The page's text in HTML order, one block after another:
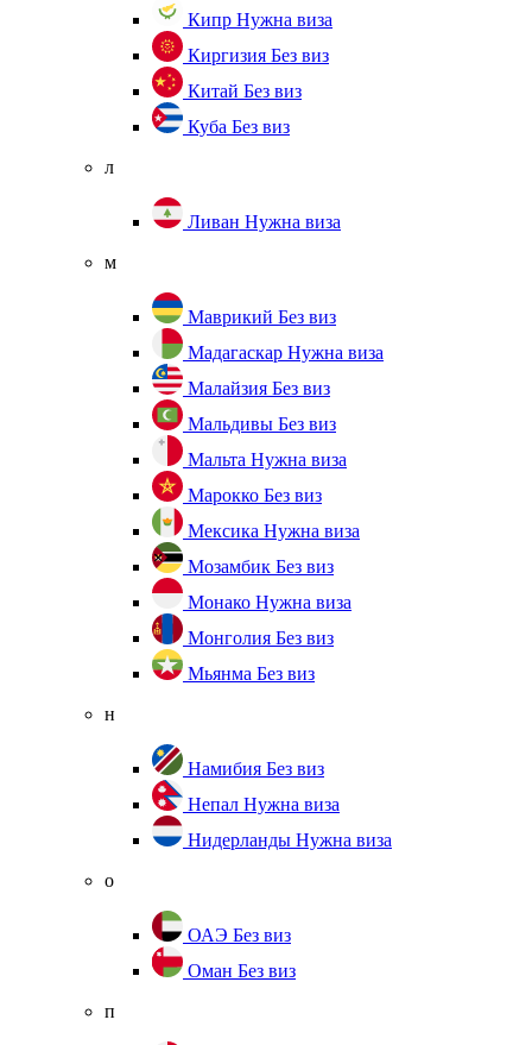
Кипр Нужна виза
Киргизия Без виз
Китай Без виз
Куба Без виз
л
Ливан Нужна виза
м
Маврикий Без виз
Мадагаскар Нужна виза
Малайзия Без виз
Мальдивы Без виз
Мальта Нужна виза
Марокко Без виз
Мексика Нужна виза
Мозамбик Без виз
Монако Нужна виза
Монголия Без виз
Мьянма Без виз
н
Намибия Без виз
Непал Нужна виза
Нидерланды Нужна виза
о
ОАЭ Без виз
Оман Без виз
п